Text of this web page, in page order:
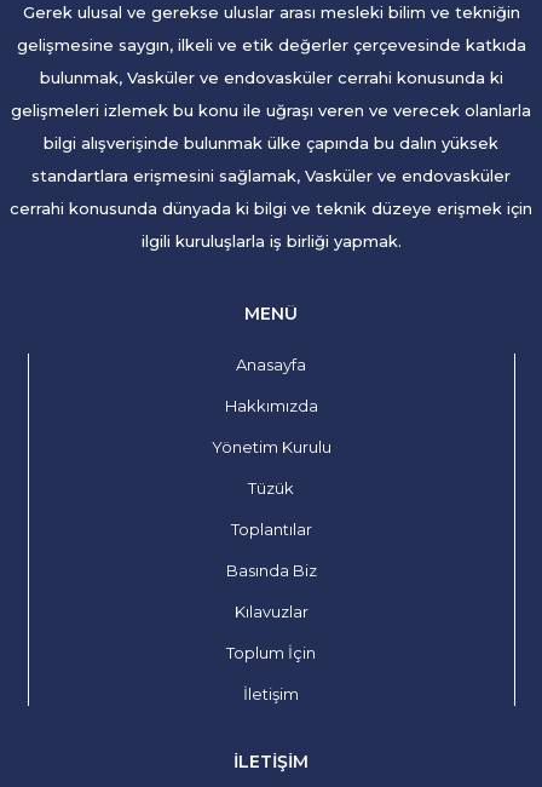
Gerek ulusal ve gerekse uluslar arası mesleki bilim ve tekniğin
gelişmesine saygın, ilkeli ve etik değerler çerçevesinde katkıda
bulunmak, Vasküler ve endovasküler cerrahi konusunda ki
gelişmeleri izlemek bu konu ile uğraşı veren ve verecek olanlarla
bilgi alışverişinde bulunmak ülke çapında bu dalın yüksek
standartlara erişmesini sağlamak, Vasküler ve endovasküler
cerrahi konusunda dünyada ki bilgi ve teknik düzeye erişmek için
ilgili kuruluşlarla iş birliği yapmak.
MENÜ
Anasayfa
Hakkımızda
Yönetim Kurulu
Tüzük
Toplantılar
Basında Biz
Kılavuzlar
Toplum İçin
İletişim
İLETIŞIM